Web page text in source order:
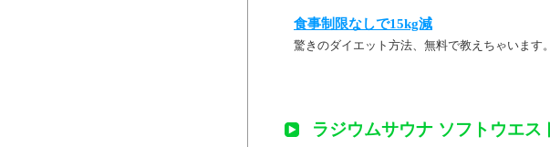
食事制限なしで15kg減
驚きのダイエット方法、無料で教えちゃいます。
ラジウムサウナ ソフトウエス